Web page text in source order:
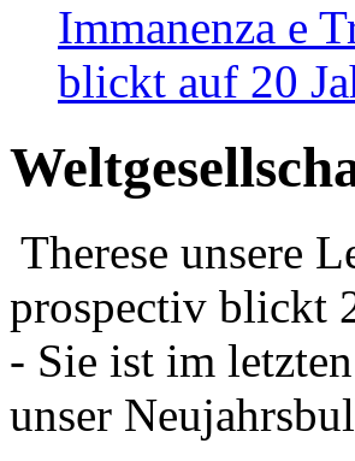
Immanenza e
blickt auf 20
Therese unsere
prospectiv blickt
- Sie ist im
unser